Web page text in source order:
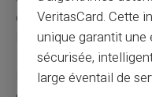
doit immédiatement
l'exactitude des
En cas de fermeture de
VeritasCard. Cette
unique garantit
sécurisée,
large éventail de